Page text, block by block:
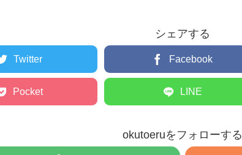
シェアする
Twitter Facebook
Pocket LINE
okutoeruをフォローする